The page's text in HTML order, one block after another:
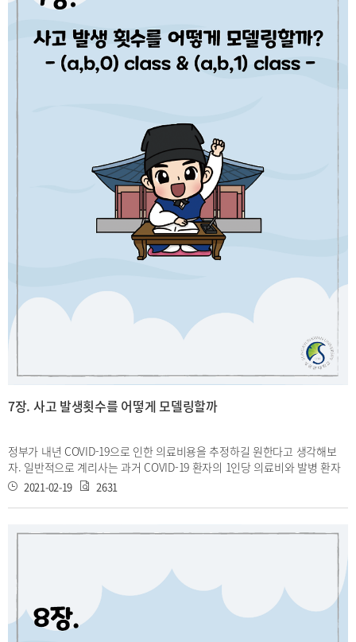
7장. 사고 발생횟수를 어떻게 모델링할까
정부가 내년 COVID-19으로 인한 의료비용을 추정하길 원한다고 생각해보
자. 일반적으로 계리사는 과거 COVID-19 환자의 1인당 의료비와 발병 환자
수를 참고할 것이다. 당신이 정부로부터 환자 수에 대한 확률분포를 모델링
을 포함하는 양의 정수로 정확히 떨어진다. 그러므로 당신은 이산형 확률분
포 중에서 후보를 찾아야 할 것이다. 수많은 분포들 중 최적의 분포를 선택하
은 좋은 답이 될 수 있다. 이 장에서 (a,b,0) class 와 (a,b,1) class 분포가 무
엇인지 배우고 이들의 특징을 알아보자.
2021-02-19 2631